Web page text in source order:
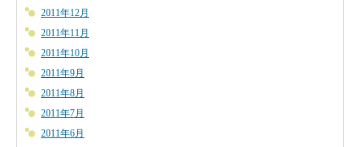
2011年12月
2011年11月
2011年10月
2011年9月
2011年8月
2011年7月
2011年6月